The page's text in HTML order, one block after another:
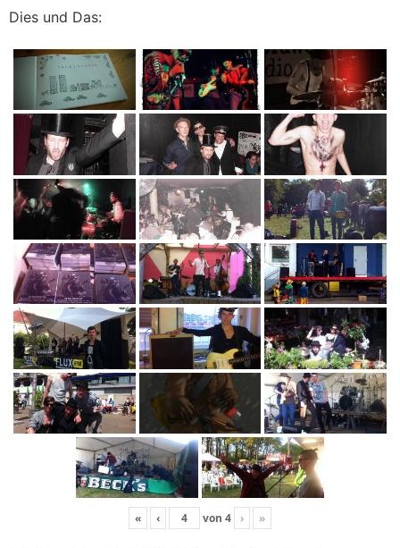
Dies und Das:
« ‹ von 4 › »